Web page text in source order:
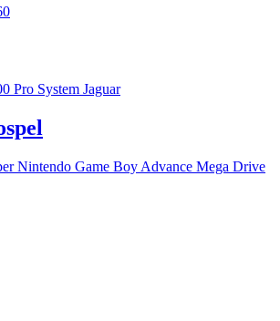
Pro System Jaguar
Nintendo Game Boy Advance Mega Drive